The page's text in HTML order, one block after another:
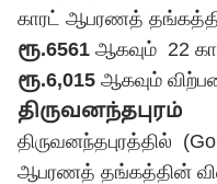
காரட் ஆபரணத்
ரூ.6561 ஆகவும் 22
ரூ.6,015 ஆகவும்
திருவனந்தபுரம்
திருவனந்தபுரத்தில்
ஆபரணத் தங்கத்தின்